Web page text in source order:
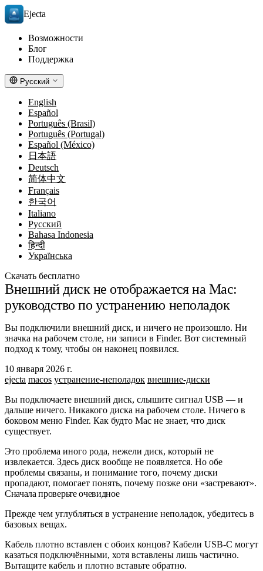
Ejecta
Возможности
Блог
Поддержка
Русский
English
Español
Português (Brasil)
Português (Portugal)
Español (México)
日本語
Deutsch
简体中文
Français
한국어
Italiano
Русский
Bahasa Indonesia
हिन्दी
Українська
Скачать бесплатно
Внешний диск не отображается на Mac:
руководство по устранению неполадок
Вы подключили внешний диск, и ничего не произошло. Ни
значка на рабочем столе, ни записи в Finder. Вот системный
подход к тому, чтобы он наконец появился.
10 января 2026 г.
ejecta macos устранение-неполадок внешние-диски
Вы подключаете внешний диск, слышите сигнал USB — и
дальше ничего. Никакого диска на рабочем столе. Ничего в
боковом меню Finder. Как будто Mac не знает, что диск
существует.
Это проблема иного рода, нежели диск, который не
извлекается. Здесь диск вообще не появляется. Но обе
проблемы связаны, и понимание того, почему диски
пропадают, помогает понять, почему позже они «застревают».
Сначала проверьте очевидное
Прежде чем углубляться в устранение неполадок, убедитесь в
базовых вещах.
Кабель плотно вставлен с обоих концов? Кабели USB-C могут
казаться подключёнными, хотя вставлены лишь частично.
Вытащите кабель и плотно вставьте обратно.